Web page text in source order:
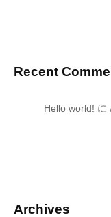
Recent
Hello world! に
Archives